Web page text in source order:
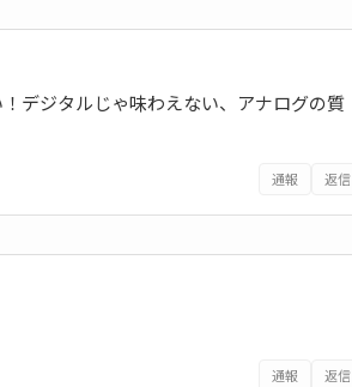
デジタルじゃ味わえない、アナログの質
通報 返信
通報 返信